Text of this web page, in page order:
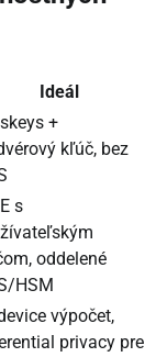
Ideál
+
kľúč, bez
s
oddelené
HSM
výpočet,
privacy pre